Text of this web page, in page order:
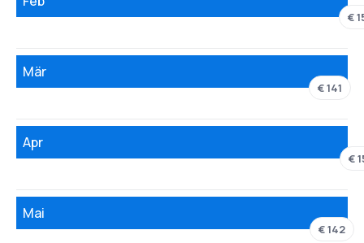
€
Mär
€ 141
Apr
€
Mai
€ 142